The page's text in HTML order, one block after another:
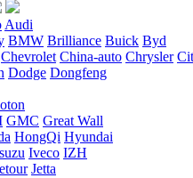
Audi
BMW Brilliance Buick Byd
Chevrolet China-auto Chrysler
Dodge Dongfeng
GMC Great Wall
HongQi Hyundai
Iveco IZH
Jetta